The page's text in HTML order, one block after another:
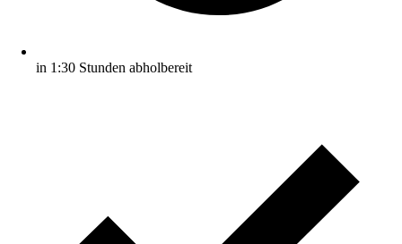
in 1:30 Stunden abholbereit